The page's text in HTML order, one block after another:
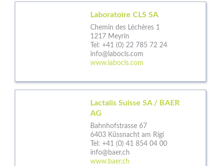
Laboratoire CLS SA
Chemin des Léchères 1
1217 Meyrin
Tel: +41 (0) 22 785 72 24
info@labocls.com
www.labocls.com
Lactalis Suisse SA / BAER
AG
Bahnhofstrasse 67
6403 Küssnacht am Rigi
Tel: +41 (0) 41 854 04 00
info@baer.ch
www.baer.ch